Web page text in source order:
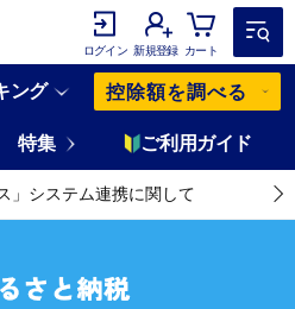
ログイン 新規登録 カート
ング 控除額を調べる
特集 ご利用ガイド
」システム連携に関して